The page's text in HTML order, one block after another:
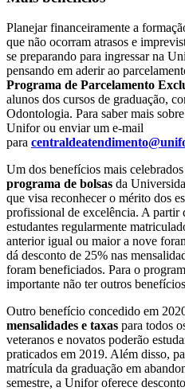
Planejar financeiramente a
que não ocorram atrasos e
se preparando para ingressar na
pensando em aderir ao
Programa de Parcelamento
alunos dos cursos de graduação,
Odontologia. Para saber mais
Unifor ou enviar um e-mail
para
Um dos benefícios mais
programa de bolsas da
que visa reconhecer o mérito dos
profissional de excelência. A partir
estudantes regularmente
anterior igual ou maior a nove
dá desconto de 25% nas
foram beneficiados. Para o
importante não ter outros
Outro benefício concedido em
mensalidades e taxas para todos
veteranos e novatos poderão
praticados em 2019. Além disso,
matrícula da graduação em
semestre, a Unifor oferece